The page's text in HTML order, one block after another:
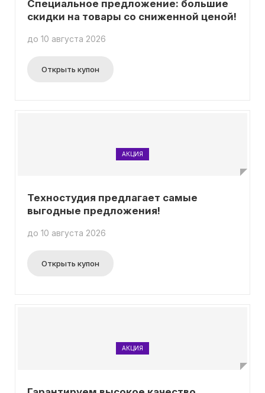
Специальное предложение: большие
скидки на товары со сниженной ценой!
до 10 августа 2026
Открыть купон
АКЦИЯ
Техностудия предлагает самые
выгодные предложения!
до 10 августа 2026
Открыть купон
АКЦИЯ